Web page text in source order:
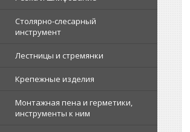
Столярно-слесарный
инструмент
Лестницы и стремянки
Крепежные изделия
Монтажная пена и герметики,
инструменты к ним